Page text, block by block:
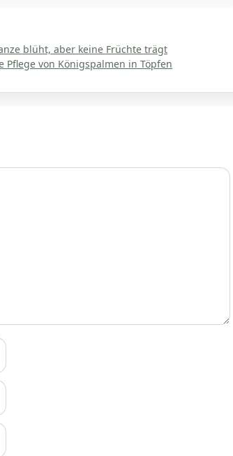
blüht, aber keine Früchte trägt
von Königspalmen in Töpfen